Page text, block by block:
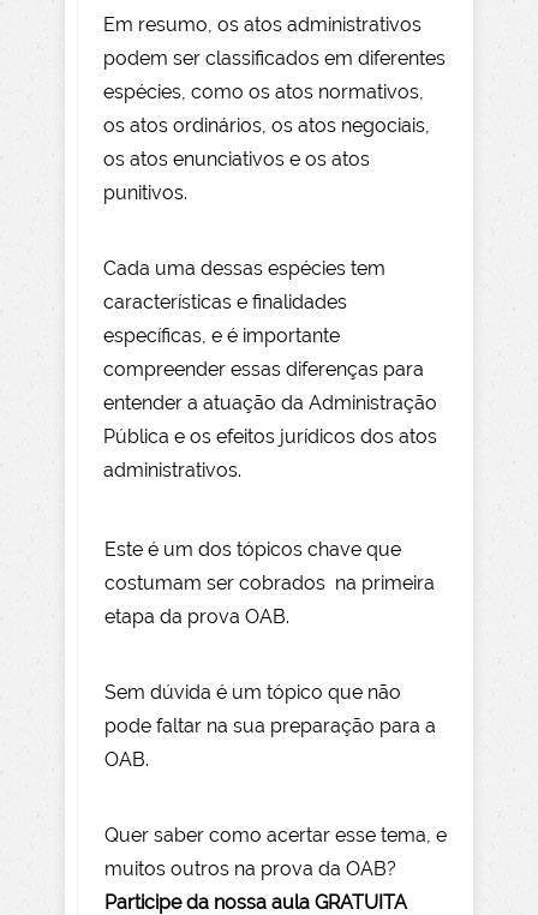
Em resumo, os atos administrativos
podem ser classificados em diferentes
espécies, como os atos normativos,
os atos ordinários, os atos negociais,
os atos enunciativos e os atos
punitivos.
Cada uma dessas espécies tem
características e finalidades
específicas, e é importante
compreender essas diferenças para
entender a atuação da Administração
Pública e os efeitos jurídicos dos atos
administrativos.
Este é um dos tópicos chave que
costumam ser cobrados na primeira
etapa da prova OAB.
Sem dúvida é um tópico que não
pode faltar na sua preparação para a
OAB.
Quer saber como acertar esse tema, e
muitos outros na prova da OAB?
Participe da nossa aula GRATUITA